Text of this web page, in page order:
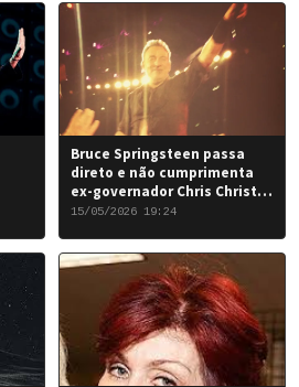
Bruce Springsteen passa
direto e não cumprimenta
ex-governador Chris Christie
em Nova York
15/05/2026 19:24